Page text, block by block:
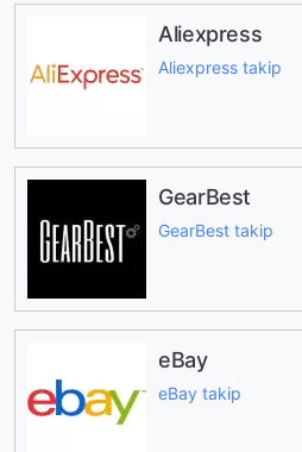
Aliexpress
Aliexpress takip
GearBest
GearBest takip
eBay
eBay takip